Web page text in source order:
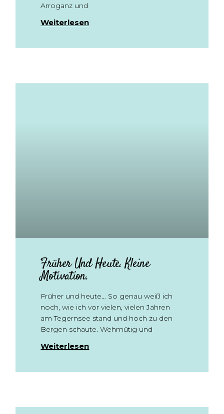
Arroganz und
Weiterlesen
Früher Und Heute. Kleine
Motivation.
Früher und heute… So genau weiß ich
noch, wie ich vor vielen, vielen Jahren
am Tegernsee stand und hoch zu den
Bergen schaute. Wehmütig und
Weiterlesen